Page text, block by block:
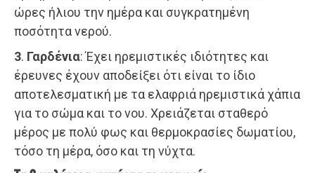
ώρες ήλιου την ημέρα και συγκρατημένη
ποσότητα νερού.
3. Γαρδένια: Έχει ηρεμιστικές ιδιότητες και
έρευνες έχουν αποδείξει ότι είναι το ίδιο
αποτελεσματική με τα ελαφριά ηρεμιστικά χάπια
για το σώμα και το νου. Χρειάζεται σταθερό
μέρος με πολύ φως και θερμοκρασίες δωματίου,
τόσο τη μέρα, όσο και τη νύχτα.